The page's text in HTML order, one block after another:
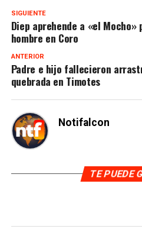
SIGUIENTE
Diep aprehende a «el
hombre en Coro
ANTERIOR
Padre e hijo fallecieron
quebrada en Timotes
Notifalcon
TE PUEDE